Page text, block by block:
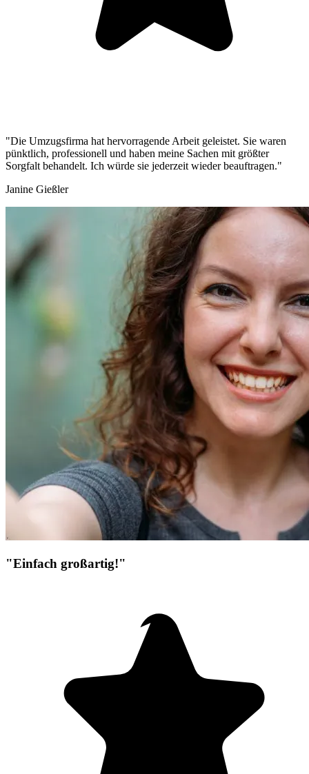
"Die Umzugsfirma hat hervorragende Arbeit geleistet. Sie waren
pünktlich, professionell und haben meine Sachen mit größter
Sorgfalt behandelt. Ich würde sie jederzeit wieder beauftragen."
Janine Gießler
"Einfach großartig!"